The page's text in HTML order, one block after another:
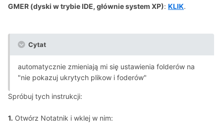
GMER (dyski w trybie IDE, głównie system XP): KLIK.
Cytat
automatycznie zmieniają mi się ustawienia folderów na
"nie pokazuj ukrytych plikow i foderów"
Spróbuj tych instrukcji:
1. Otwórz Notatnik i wklej w nim: